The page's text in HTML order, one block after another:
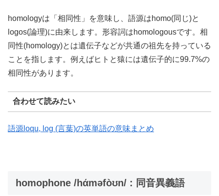
homologyは「相同性」を意味し、語源はhomo(同じ)と
logos(論理)に由来します。形容詞はhomologousです。相
同性(homology)とは遺伝子などが共通の祖先を持っている
ことを指します。例えばヒトと猿には遺伝子的に99.7%の
相同性があります。
合わせて読みたい
語源loqu, log (言葉)の英単語の意味まとめ
homophone /hάməfòʊn/ : 同音異義語